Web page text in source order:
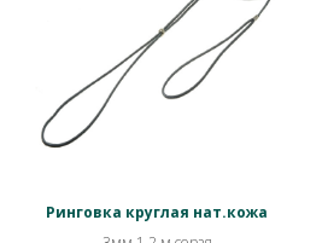
Ринговка круглая нат.кожа